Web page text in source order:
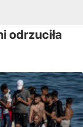
odrzuciła